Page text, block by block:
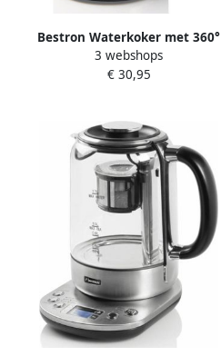
Bestron Waterkoker met 360°
basis & tot 1.7 Liter capaciteit
automatische kookstop &
3 webshops
€ 30,95